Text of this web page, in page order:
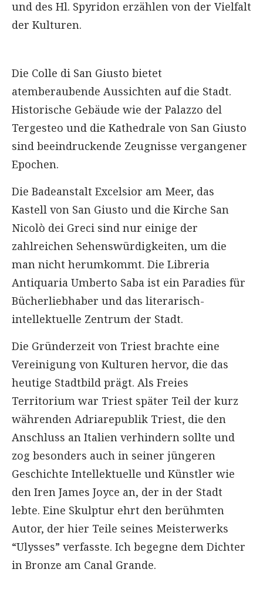
und des Hl. Spyridon erzählen von der Vielfalt
der Kulturen.
Die Colle di San Giusto bietet
atemberaubende Aussichten auf die Stadt.
Historische Gebäude wie der Palazzo del
Tergesteo und die Kathedrale von San Giusto
sind beeindruckende Zeugnisse vergangener
Epochen.
Die Badeanstalt Excelsior am Meer, das
Kastell von San Giusto und die Kirche San
Nicolò dei Greci sind nur einige der
zahlreichen Sehenswürdigkeiten, um die
man nicht herumkommt. Die Libreria
Antiquaria Umberto Saba ist ein Paradies für
Bücherliebhaber und das literarisch-
intellektuelle Zentrum der Stadt.
Die Gründerzeit von Triest brachte eine
Vereinigung von Kulturen hervor, die das
heutige Stadtbild prägt. Als Freies
Territorium war Triest später Teil der kurz
währenden Adriarepublik Triest, die den
Anschluss an Italien verhindern sollte und
zog besonders auch in seiner jüngeren
Geschichte Intellektuelle und Künstler wie
den Iren James Joyce an, der in der Stadt
lebte. Eine Skulptur ehrt den berühmten
Autor, der hier Teile seines Meisterwerks
“Ulysses” verfasste. Ich begegne dem Dichter
in Bronze am Canal Grande.